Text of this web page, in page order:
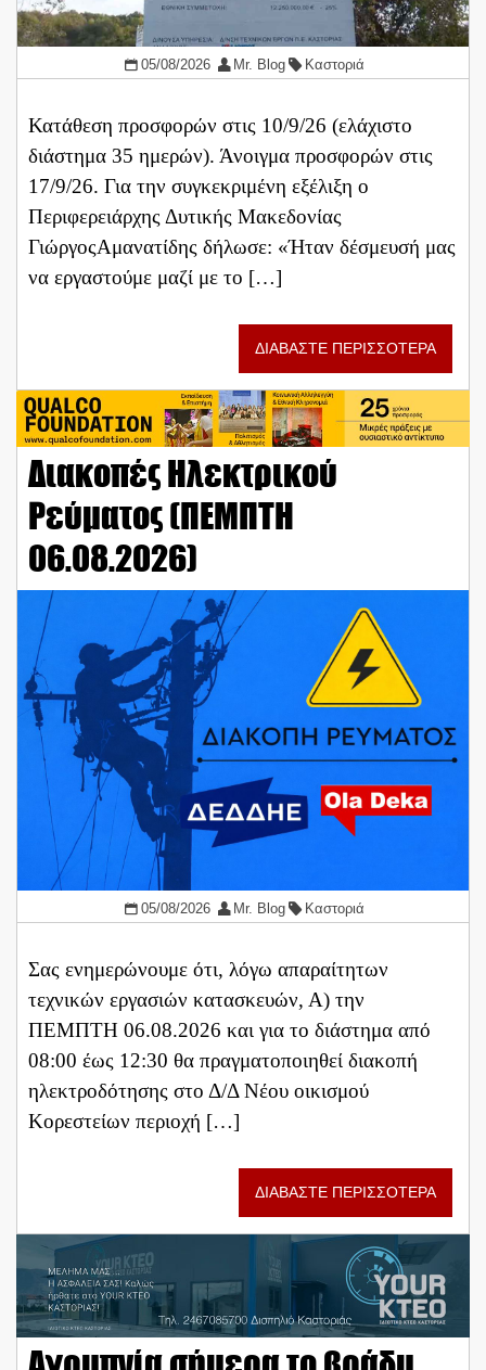
05/08/2026 Mr. Blog Καστοριά
Κατάθεση προσφορών στις 10/9/26 (ελάχιστο
διάστημα 35 ημερών). Άνοιγμα προσφορών στις
17/9/26. Για την συγκεκριμένη εξέλιξη ο
Περιφερειάρχης Δυτικής Μακεδονίας
ΓιώργοςΑμανατίδης δήλωσε: «Ήταν δέσμευσή μας
να εργαστούμε μαζί με το […]
ΔΙΑΒΑΣΤΕ ΠΕΡΙΣΣΟΤΕΡΑ
Διακοπές Ηλεκτρικού
Ρεύματος (ΠΕΜΠΤΗ
06.08.2026)
05/08/2026 Mr. Blog Καστοριά
Σας ενημερώνουμε ότι, λόγω απαραίτητων
τεχνικών εργασιών κατασκευών, Α) την
ΠΕΜΠΤΗ 06.08.2026 και για το διάστημα από
08:00 έως 12:30 θα πραγματοποιηθεί διακοπή
ηλεκτροδότησης στο Δ/Δ Νέου οικισμού
Κορεστείων περιοχή […]
ΔΙΑΒΑΣΤΕ ΠΕΡΙΣΣΟΤΕΡΑ